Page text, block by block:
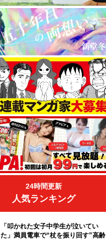
24時間更新
人気ランキング
「叩かれた女子中学生が泣いてい
た」満員電車で“杖を振り回す”高齢